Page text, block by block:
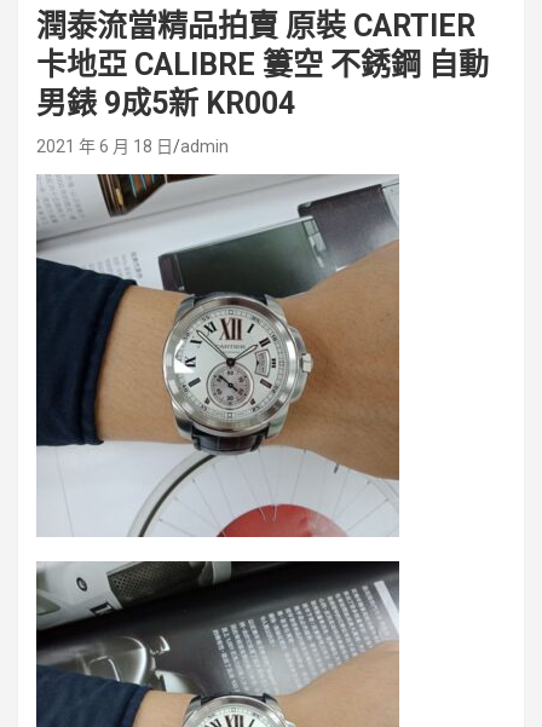
潤泰流當精品拍賣 原裝 CARTIER
卡地亞 CALIBRE 簍空 不銹鋼 自動
男錶 9成5新 KR004
2021 年 6 月 18 日 admin